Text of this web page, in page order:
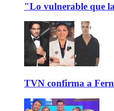
"Lo vulnerable que
TVN confirma a